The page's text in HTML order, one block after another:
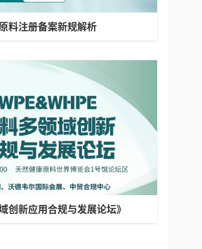
料注册备案新规解析
创新应用合规与发展论坛》